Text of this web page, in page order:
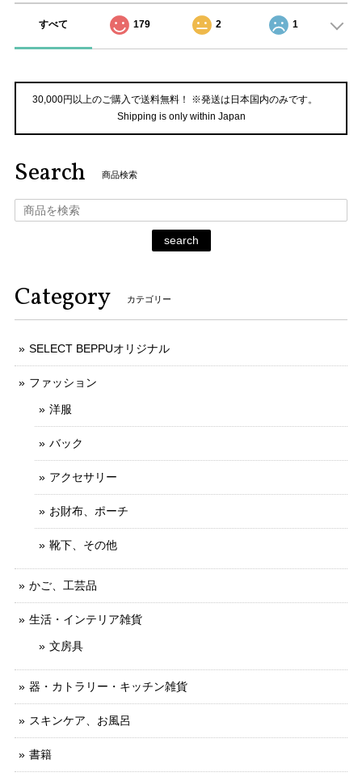
すべて 179 2 1
30,000円以上のご購入で送料無料！ ※発送は日本国内のみです。
Shipping is only within Japan
Search 商品検索
search
Category カテゴリー
SELECT BEPPUオリジナル
ファッション
洋服
バック
アクセサリー
お財布、ポーチ
靴下、その他
かご、工芸品
生活・インテリア雑貨
文房具
器・カトラリー・キッチン雑貨
スキンケア、お風呂
書籍